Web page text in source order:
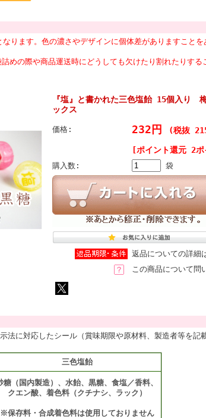
ります。色の濃さやデザインに個体差がありますことを
めの際や商品運送時にどうしても欠けたり割れたりする
『塩』と書かれた三色塩飴 15個入り
ックス
価格: 232円 (税抜
[ポイント還元 2ポ
購入数: 袋
返品についての詳細
この商品について問
法に対応したシール（賞味期限や原材料、製造者等を記
三色塩飴
糖（国内製造）、水飴、黒糖、食塩／香料、
クエン酸、着色料（クチナシ、ラック）
※保存料・合成着色料は使用しておりません